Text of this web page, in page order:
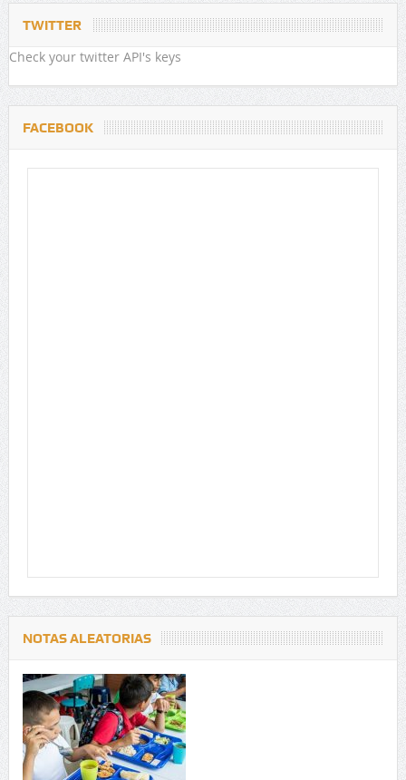
TWITTER
Check your twitter API's keys
FACEBOOK
NOTAS ALEATORIAS